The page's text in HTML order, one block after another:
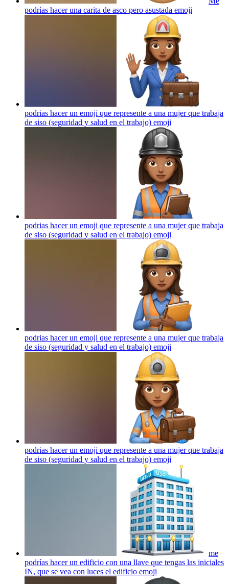
podrías hacer una carita de asco pero asustada emoji
podrias hacer un emoji que represente a una mujer que trabaja
de siso (seguridad y salud en el trabajo) emoji
podrias hacer un emoji que represente a una mujer que trabaja
de siso (seguridad y salud en el trabajo) emoji
podrias hacer un emoji que represente a una mujer que trabaja
de siso (seguridad y salud en el trabajo) emoji
podrias hacer un emoji que represente a una mujer que trabaja
de siso (seguridad y salud en el trabajo) emoji
me
podrías hacer un edificio con una llave que tengas las iniciales
IN, que se vea con luces el edificio emoji